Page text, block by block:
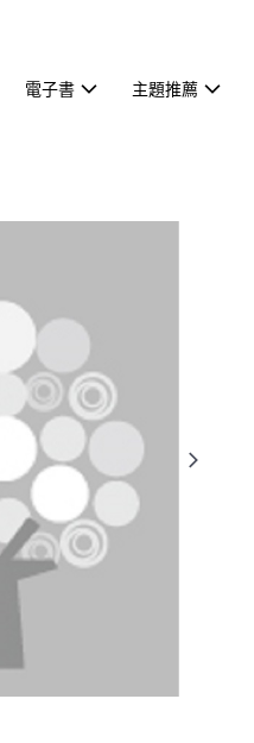
電子書 主題推薦